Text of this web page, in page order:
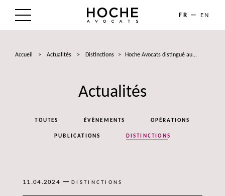
FR EN
LES AVOCATS
TALENTS
Accueil > Actualités > Distinctions > Hoche Avocats distingué au...
Actualités
TOUTES ÉVÈNEMENTS OPÉRATIONS
PUBLICATIONS DISTINCTIONS
11.04.2024 — DISTINCTIONS